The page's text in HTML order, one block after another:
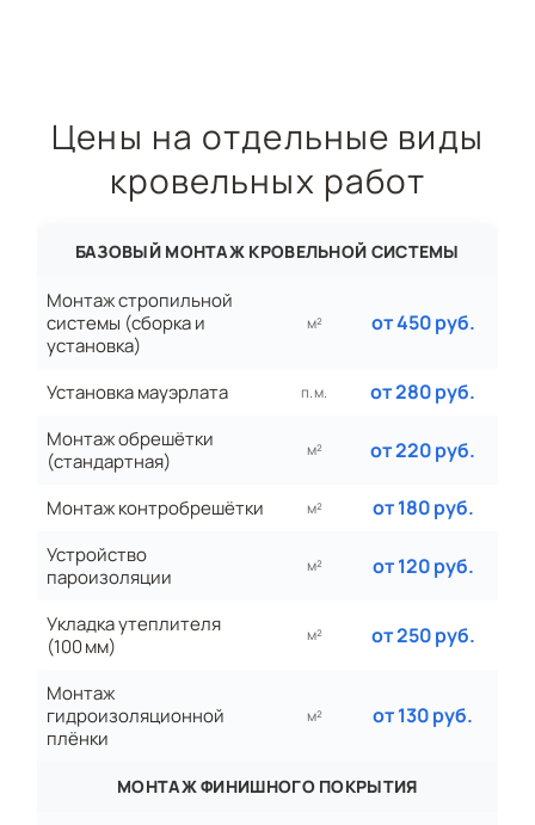
Цены на отдельные виды
кровельных работ
БАЗОВЫЙ МОНТАЖ КРОВЕЛЬНОЙ СИСТЕМЫ
Монтаж стропильной
системы (сборка и
установка)
м² от 450 руб.
Установка мауэрлата п. м. от 280 руб.
Монтаж обрешётки
(стандартная)
м² от 220 руб.
Монтаж контробрешётки м² от 180 руб.
Устройство
пароизоляции
м² от 120 руб.
Укладка утеплителя
(100 мм)
м² от 250 руб.
Монтаж
гидроизоляционной
плёнки
м² от 130 руб.
МОНТАЖ ФИНИШНОГО ПОКРЫТИЯ